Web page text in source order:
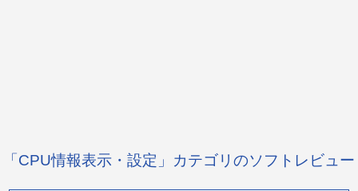
「CPU情報表示・設定」カテゴリのソフトレビュー